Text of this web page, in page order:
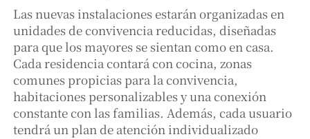
Las nuevas instalaciones estarán organizadas en
unidades de convivencia reducidas, diseñadas
para que los mayores se sientan como en casa.
Cada residencia contará con cocina, zonas
comunes propicias para la convivencia,
habitaciones personalizables y una conexión
constante con las familias. Además, cada usuario
tendrá un plan de atención individualizado